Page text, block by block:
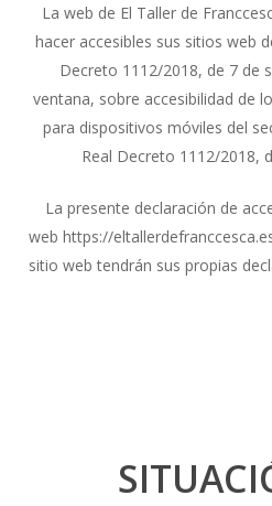
La web de El Taller de
hacer accesibles sus sitios web
Decreto 1112/2018, de 7 de
ventana, sobre accesibilidad de
para dispositivos móviles del
Real Decreto 1112/2018,
La presente declaración de
web https://
sitio web tendrán sus propias